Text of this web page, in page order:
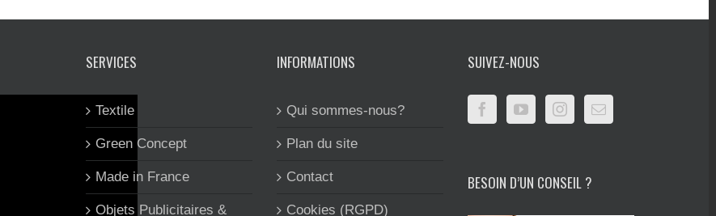
SERVICES
Textile
Green Concept
Made in France
Objets Publicitaires &
INFORMATIONS
Qui sommes-nous?
Plan du site
Contact
Cookies (RGPD)
SUIVEZ-NOUS
BESOIN D’UN CONSEIL ?